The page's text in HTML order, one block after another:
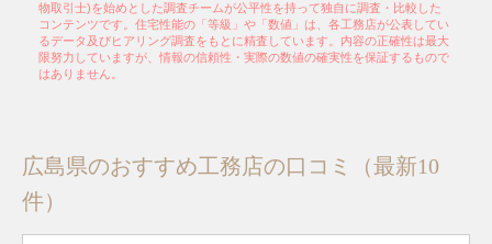
物取引士)を始めとした調査チームが公平性を持って独自に調査・比較した
コンテンツです。住宅性能の「等級」や「数値」は、各工務店が公表してい
るデータ及びヒアリング調査をもとに精査しています。内容の正確性は最大
限努力していますが、情報の信頼性・実際の数値の確実性を保証するもので
はありません。
広島県のおすすめ工務店の口コミ（最新10
件）